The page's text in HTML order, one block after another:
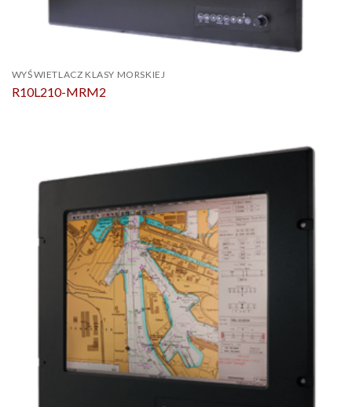
WYŚWIETLACZ KLASY MORSKIEJ
R10L210-MRM2